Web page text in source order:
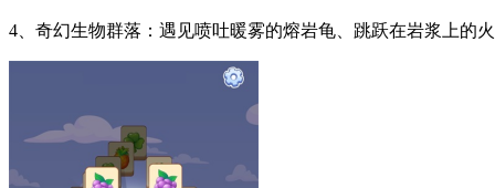
4、奇幻生物群落：遇见喷吐暖雾的熔岩龟、跳跃在岩浆上的